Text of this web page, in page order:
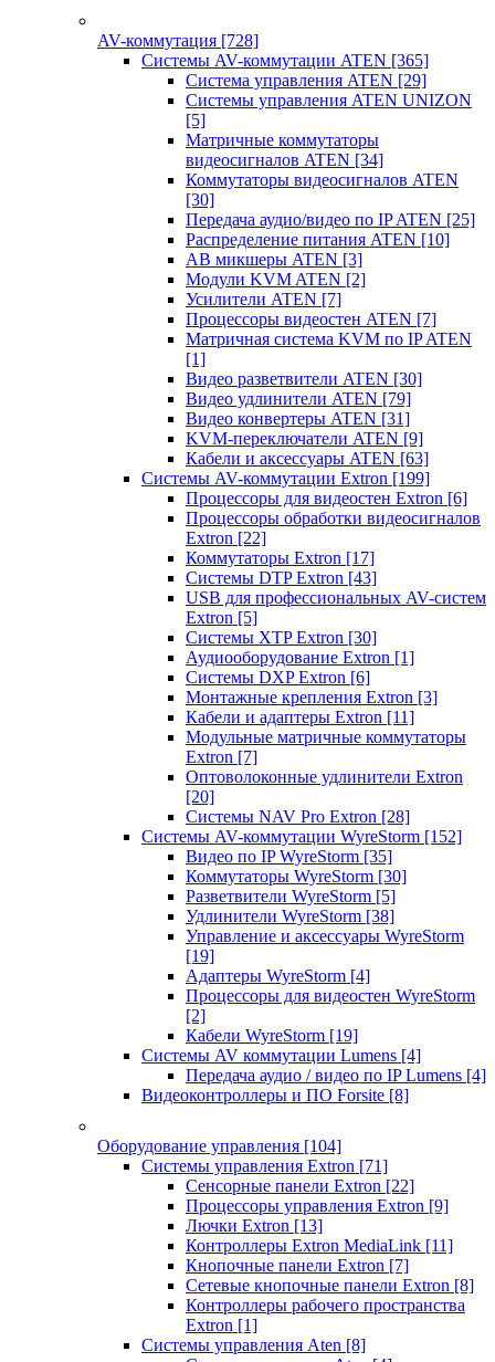
AV-коммутация [728]
Системы AV-коммутации ATEN [365]
Система управления ATEN [29]
Системы управления ATEN UNIZON
[5]
Матричные коммутаторы
видеосигналов ATEN [34]
Коммутаторы видеосигналов ATEN
[30]
Передача аудио/видео по IP ATEN [25]
Распределение питания ATEN [10]
АВ микшеры ATEN [3]
Модули KVM ATEN [2]
Усилители ATEN [7]
Процессоры видеостен ATEN [7]
Матричная система KVM по IP ATEN
[1]
Видео разветвители ATEN [30]
Видео удлинители ATEN [79]
Видео конвертеры ATEN [31]
KVM-переключатели ATEN [9]
Кабели и аксессуары ATEN [63]
Системы AV-коммутации Extron [199]
Процессоры для видеостен Extron [6]
Процессоры обработки видеосигналов
Extron [22]
Коммутаторы Extron [17]
Системы DTP Extron [43]
USB для профессиональных AV-систем
Extron [5]
Системы XTP Extron [30]
Аудиооборудование Extron [1]
Системы DXP Extron [6]
Монтажные крепления Extron [3]
Кабели и адаптеры Extron [11]
Модульные матричные коммутаторы
Extron [7]
Оптоволоконные удлинители Extron
[20]
Системы NAV Pro Extron [28]
Системы AV-коммутации WyreStorm [152]
Видео по IP WyreStorm [35]
Коммутаторы WyreStorm [30]
Разветвители WyreStorm [5]
Удлинители WyreStorm [38]
Управление и аксессуары WyreStorm
[19]
Адаптеры WyreStorm [4]
Процессоры для видеостен WyreStorm
[2]
Кабели WyreStorm [19]
Системы AV коммутации Lumens [4]
Передача аудио / видео по IP Lumens [4]
Видеоконтроллеры и ПО Forsite [8]
Оборудование управления [104]
Системы управления Extron [71]
Сенсорные панели Extron [22]
Процессоры управления Extron [9]
Лючки Extron [13]
Контроллеры Extron MediaLink [11]
Кнопочные панели Extron [7]
Сетевые кнопочные панели Extron [8]
Контроллеры рабочего пространства
Extron [1]
Системы управления Aten [8]